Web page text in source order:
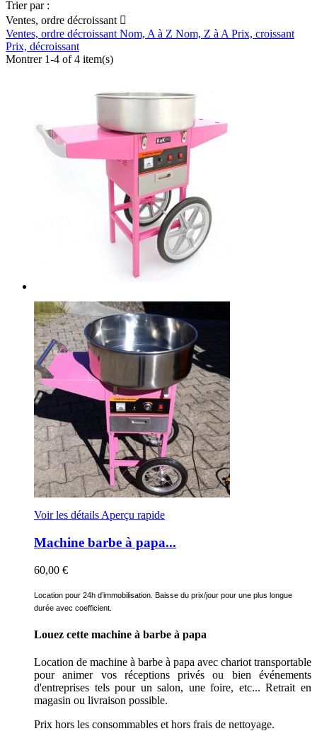
Trier par :
Ventes, ordre décroissant 
Ventes, ordre décroissantNom, A à Z Nom, Z à APrix, croissant
Prix, décroissant
Montrer 1-4 of 4 item(s)
Voir les détailsAperçu rapide
Machine barbe à papa...
60,00 €
Location pour 24h d’immobilisation. Baisse du prix/jour pour une plus longue
durée avec coefficient.
Louez cette machine à barbe à papa
Location de machine à barbe à papa avec chariot transportable
pour animer vos réceptions privés ou bien événements
d'entreprises tels pour un salon, une foire, etc... Retrait en
magasin ou livraison possible.
Prix hors les consommables et hors frais de nettoyage.